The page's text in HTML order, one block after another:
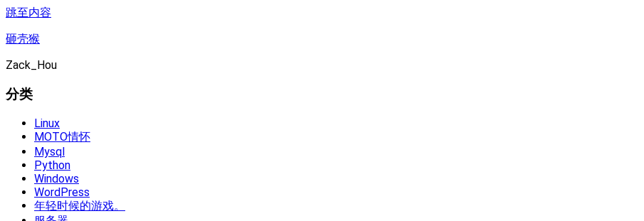
跳至内容
砸壳猴
Zack_Hou
分类
Linux
MOTO情怀
Mysql
Python
Windows
WordPress
年轻时候的游戏。